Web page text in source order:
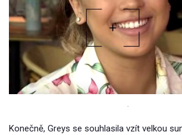
.
Konečně, Greys se souhlasila vzít velkou